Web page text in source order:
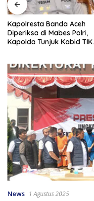
Kapolresta Banda Aceh
Diperiksa di Mabes Polri,
Kapolda Tunjuk Kabid TIK
News 1 Agustus 2025